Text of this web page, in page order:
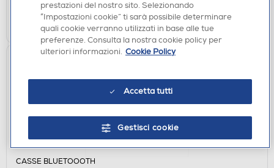
AGGIUNGI
CASSE BLUETOOOTH
prestazioni del nostro sito. Selezionando
“Impostazioni cookie” ti sarà possibile determinare
quali cookie verranno utilizzati in base alle tue
preferenze. Consulta la nostra cookie policy per
ulteriori informazioni. Cookie Policy
Accetta tutti
Gestisci cookie